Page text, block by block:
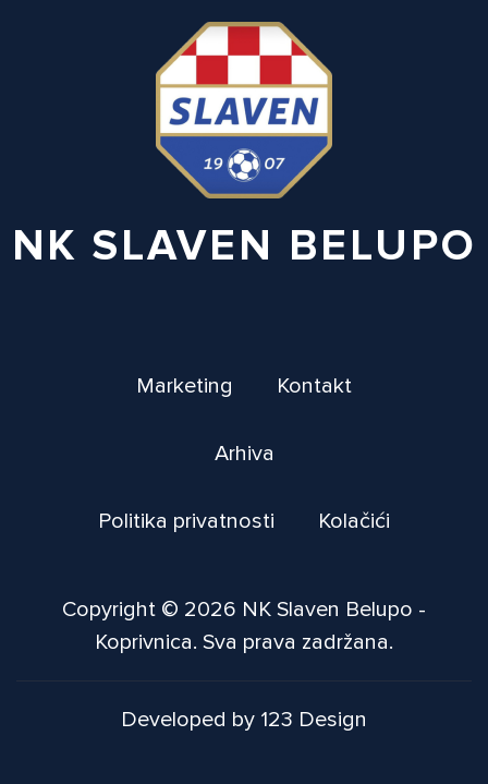
NK SLAVEN BELUPO
Marketing Kontakt
Arhiva
Politika privatnosti Kolačići
Copyright © 2026 NK Slaven Belupo -
Koprivnica. Sva prava zadržana.
Developed by 123 Design